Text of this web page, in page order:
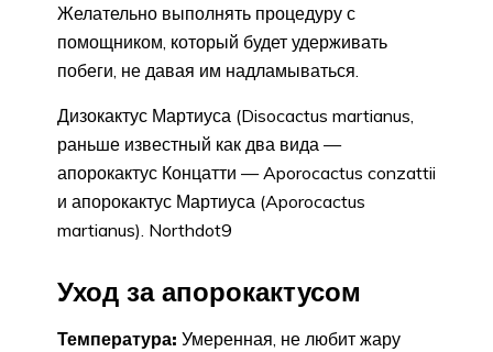
Желательно выполнять процедуру с
помощником, который будет удерживать
побеги, не давая им надламываться.
Дизокактус Мартиуса (Disocactus martianus,
раньше известный как два вида —
апорокактус Концатти — Aporocactus conzattii
и апорокактус Мартиуса (Aporocactus
martianus). Northdot9
Уход за апорокактусом
Температура: Умеренная, не любит жару